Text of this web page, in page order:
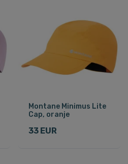
Montane Minimus Lite
Cap, oranje
33 EUR